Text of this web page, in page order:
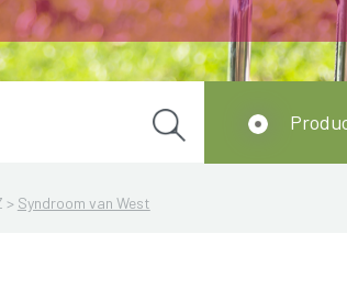
> Syndroom van West